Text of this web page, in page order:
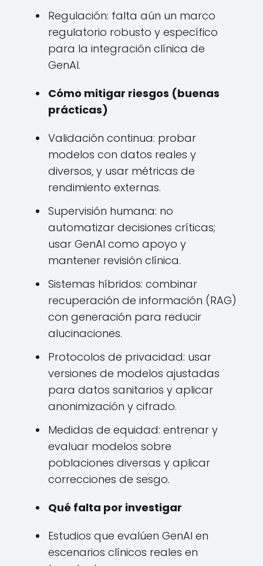
Regulación: falta aún un marco
regulatorio robusto y específico
para la integración clínica de
GenAI.
Cómo mitigar riesgos (buenas
prácticas)
Validación continua: probar
modelos con datos reales y
diversos, y usar métricas de
rendimiento externas.
Supervisión humana: no
automatizar decisiones críticas;
usar GenAI como apoyo y
mantener revisión clínica.
Sistemas híbridos: combinar
recuperación de información (RAG)
con generación para reducir
alucinaciones.
Protocolos de privacidad: usar
versiones de modelos ajustadas
para datos sanitarios y aplicar
anonimización y cifrado.
Medidas de equidad: entrenar y
evaluar modelos sobre
poblaciones diversas y aplicar
correcciones de sesgo.
Qué falta por investigar
Estudios que evalúen GenAI en
escenarios clínicos reales en